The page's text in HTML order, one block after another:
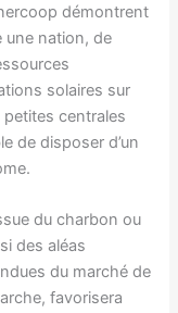
démontrent
une nation, de
solaires sur
centrales
de disposer d’un
du charbon ou
des aléas
du marché de
favorisera